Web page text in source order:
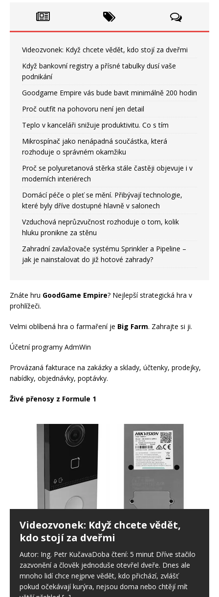
Videozvonek: Když chcete vědět, kdo stojí za dveřmi
Když bankovní registry a přísné tabulky dusí vaše
podnikání
Goodgame Empire vás bude bavit minimálně 200 hodin
Proč outfit na pohovoru není jen detail
Teplo v kanceláři snižuje produktivitu. Co s tím
Mikrospínač jako nenápadná součástka, která
rozhoduje o správném okamžiku
Proč se polyuretanová stěrka stále častěji objevuje i v
moderních interiérech
Domácí péče o pleť se mění. Přibývají technologie,
které byly dříve dostupné hlavně v salonech
Vzduchová neprůzvučnost rozhoduje o tom, kolik
hluku pronikne za stěnu
Zahradní zavlažovače systému Sprinkler a Pipeline –
jak je nainstalovat do již hotové zahrady?
Znáte hru GoodGame Empire? Nejlepší strategická hra v
prohlížeči.
Velmi oblíbená hra o farmaření je Big Farm. Zahrajte si ji.
Účetní programy AdmWin
Provázaná fakturace na zakázky a sklady, účtenky, prodejky,
nabídky, objednávky, poptávky.
Živé přenosy z Formule 1
Videozvonek: Když chcete vědět,
kdo stojí za dveřmi
Autor: Ing. Petr KučavaDoba čtení: 5 minut Dříve stačilo
zazvonění a člověk jednoduše otevřel dveře. Dnes ale
mnoho lidí chce nejprve vědět, kdo přichází, zvlášť
pokud očekávají kurýra, nejsou doma nebo chtějí mít